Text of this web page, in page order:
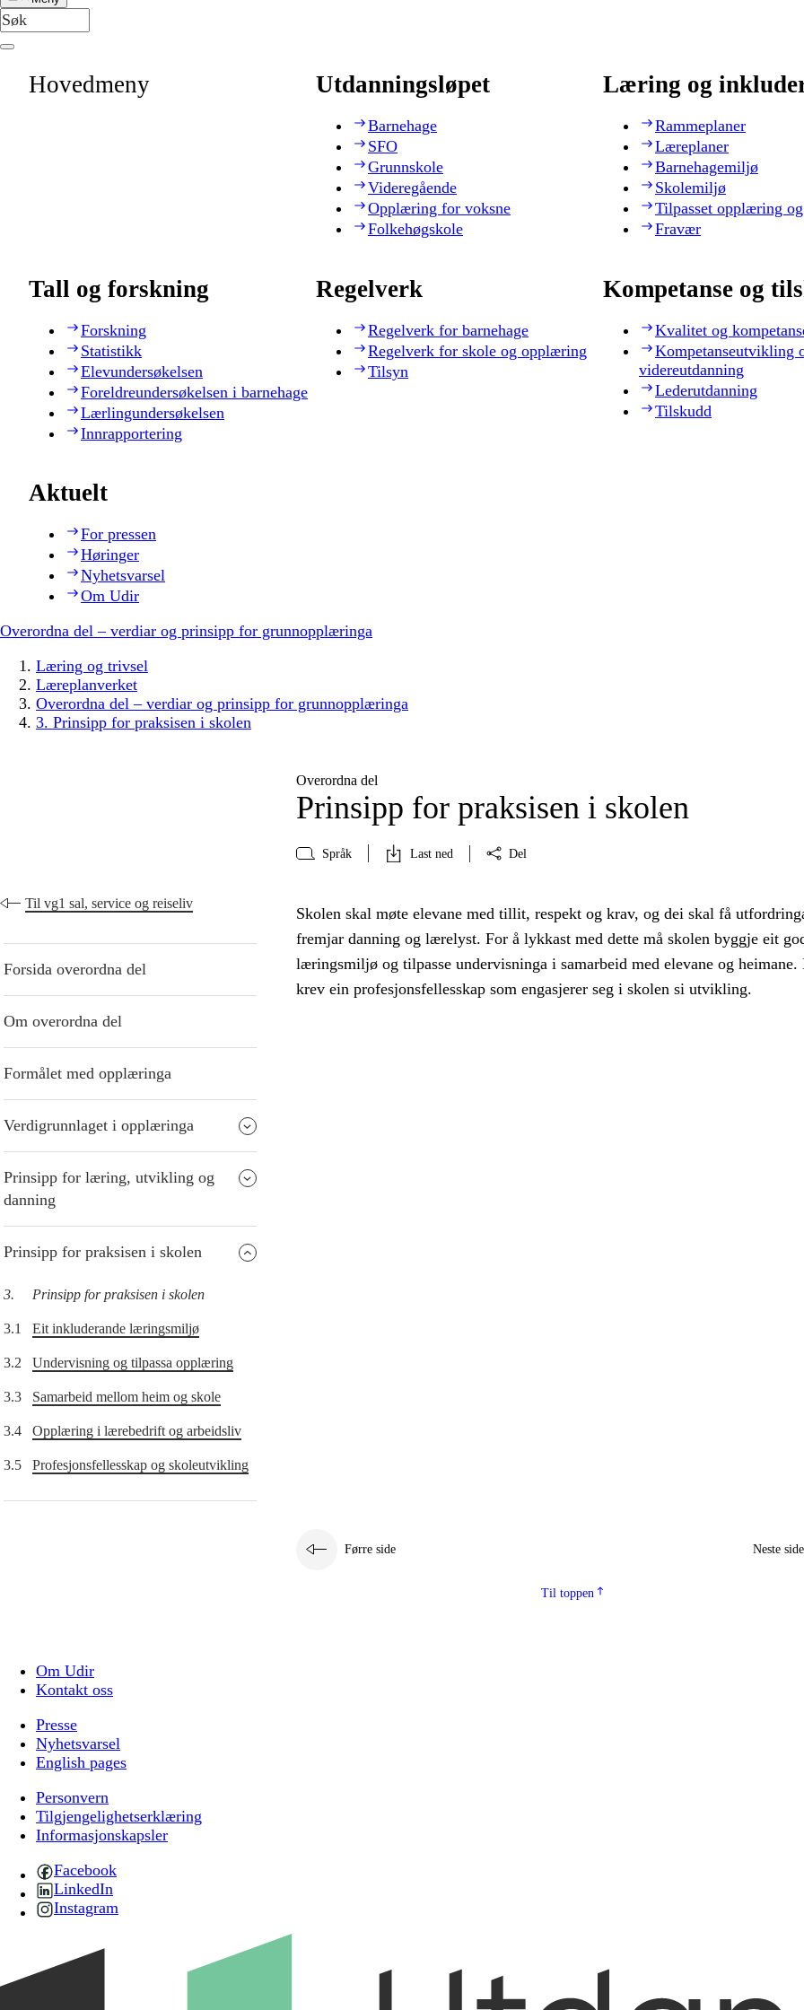
Hovedmeny Utdanningsløpet
Barnehage
SFO
Grunnskole
Videregående
Opplæring for voksne
Folkehøgskole
Læring og
Rammeplaner
Læreplaner
Barnehagemiljø
Skolemiljø
Tilpasset opplæring
Fravær
Tall og forskning
Forskning
Statistikk
Elevundersøkelsen
Foreldreundersøkelsen i barnehage
Lærlingundersøkelsen
Innrapportering
Regelverk
Regelverk for barnehage
Regelverk for skole og opplæring
Tilsyn
Kompetanse og
Kvalitet og
Kompetanseutvikling
videreutdanning
Lederutdanning
Tilskudd
Aktuelt
For pressen
Høringer
Nyhetsvarsel
Om Udir
Overordna del – verdiar og prinsipp for grunnopplæringa
Læring og trivsel
Læreplanverket
Overordna del – verdiar og prinsipp for grunnopplæringa
3. Prinsipp for praksisen i skolen
Overordna del
Prinsipp for praksisen i skolen
Språk Last ned Del
Til vg1 sal, service og reiseliv
Forsida overordna del
Om overordna del
Formålet med opplæringa
Verdigrunnlaget i opplæringa
Prinsipp for læring, utvikling og
danning
Prinsipp for praksisen i skolen
3. Prinsipp for praksisen i skolen
3.1 Eit inkluderande læringsmiljø
3.2 Undervisning og tilpassa opplæring
3.3 Samarbeid mellom heim og skole
3.4 Opplæring i lærebedrift og arbeidsliv
3.5 Profesjonsfellesskap og skoleutvikling
Skolen skal møte elevane med tillit, respekt og krav, og dei skal få
fremjar danning og lærelyst. For å lykkast med dette må skolen byggje eit
læringsmiljø og tilpasse undervisninga i samarbeid med elevane og heimane.
krev ein profesjonsfellesskap som engasjerer seg i skolen si utvikling.
Førre side Neste side
Til toppen
Om Udir
Kontakt oss
Presse
Nyhetsvarsel
English pages
Personvern
Tilgjengelighetserklæring
Informasjonskapsler
Facebook
LinkedIn
Instagram